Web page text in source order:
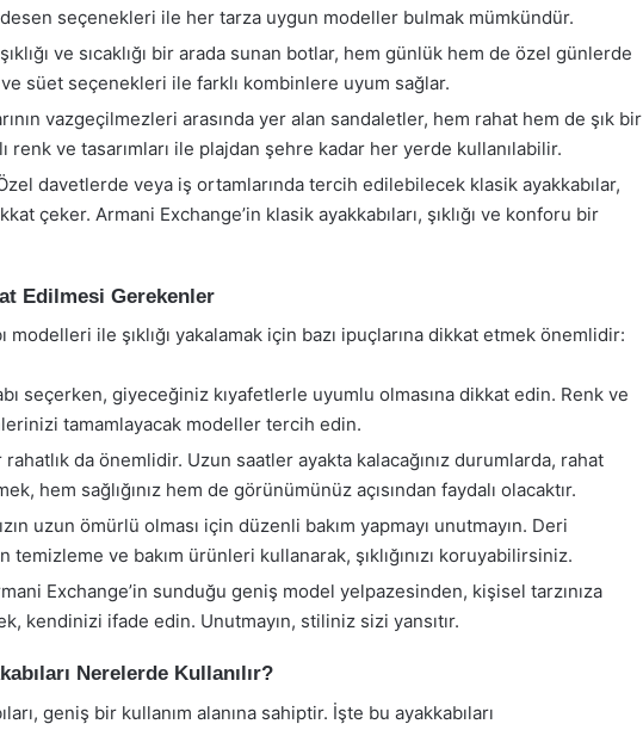
seçenekleri ile her tarza uygun modeller bulmak mümkündür.
şıklığı ve sıcaklığı bir arada sunan botlar, hem günlük hem de özel günlerde
süet seçenekleri ile farklı kombinlere uyum sağlar.
vazgeçilmezleri arasında yer alan sandaletler, hem rahat hem de şık bir
renk ve tasarımları ile plajdan şehre kadar her yerde kullanılabilir.
davetlerde veya iş ortamlarında tercih edilebilecek klasik ayakkabılar,
çeker. Armani Exchange’in klasik ayakkabıları, şıklığı ve konforu bir
Edilmesi Gerekenler
modelleri ile şıklığı yakalamak için bazı ipuçlarına dikkat etmek önemlidir:
seçerken, giyeceğiniz kıyafetlerle uyumlu olmasına dikkat edin. Renk ve
tamamlayacak modeller tercih edin.
rahatlık da önemlidir. Uzun saatler ayakta kalacağınız durumlarda, rahat
hem sağlığınız hem de görünümünüz açısından faydalı olacaktır.
uzun ömürlü olması için düzenli bakım yapmayı unutmayın. Deri
temizleme ve bakım ürünleri kullanarak, şıklığınızı koruyabilirsiniz.
Exchange’in sunduğu geniş model yelpazesinden, kişisel tarzınıza
kendinizi ifade edin. Unutmayın, stiliniz sizi yansıtır.
Nerelerde Kullanılır?
geniş bir kullanım alanına sahiptir. İşte bu ayakkabıları